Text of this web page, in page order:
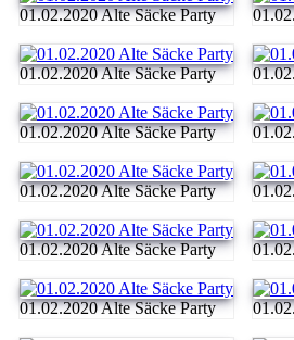
01.02.2020 Alte Säcke Party
01.02.2020 Alte Säcke Party
01.02.2020 Alte Säcke Party
01.02.2020 Alte Säcke Party
01.02.2020 Alte Säcke Party
01.02.2020 Alte Säcke Party